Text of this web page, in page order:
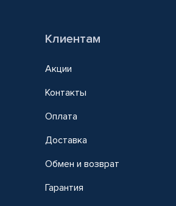
Клиентам
Акции
Контакты
Оплата
Доставка
Обмен и возврат
Гарантия